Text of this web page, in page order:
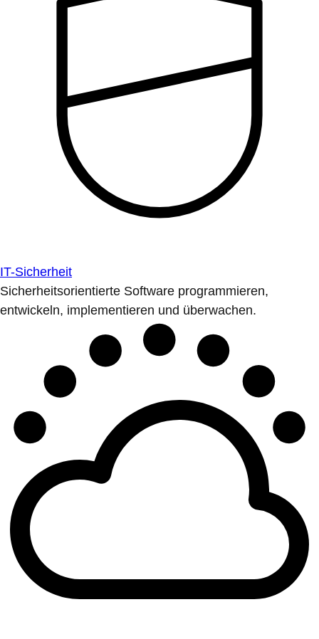
IT-Sicherheit
Sicherheitsorientierte Software programmieren,
entwickeln, implementieren und überwachen.